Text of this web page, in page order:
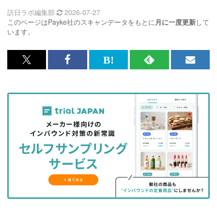
り
る
このページはPayke社のスキャンデータをもとに月に一度更新して
います。
訪日ラボ編集部 2026-07-27
x<br>
記
を
シ
ェ
る
Facebook<br>
記
事
を
シ
ェ
ア
す
る
は
な
ッ
ク
マ
に
RSS
記
事
を
購
読
す
る
メ
マ
ガ
登
録
す
る